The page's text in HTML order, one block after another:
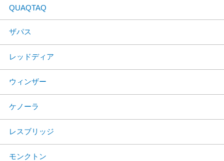
QUAQTAQ
ザパス
レッドディア
ウィンザー
ケノーラ
レスブリッジ
モンクトン